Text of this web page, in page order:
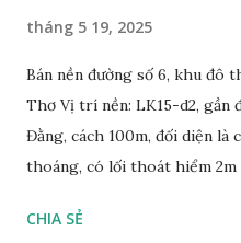
tháng 5 19, 2025
Bán nền đường số 6, khu đô
Thơ Vị trí nền: LK15-d2, gần
Đằng, cách 100m, đối diện
thoáng, có lối thoát hiểm 2m
Long, đã nhận nền, xây nhà
CHIA SẺ